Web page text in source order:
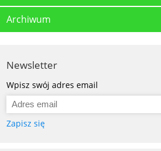
Archiwum
Newsletter
Wpisz swój adres email
Zapisz się